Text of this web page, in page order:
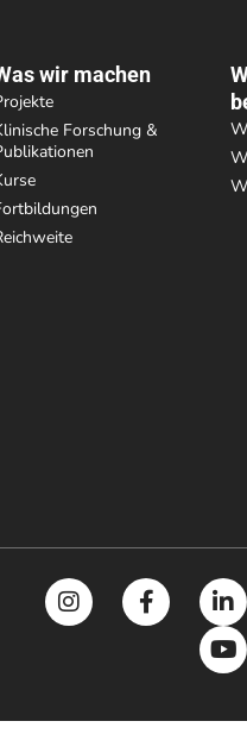
wir machen
Forschung &